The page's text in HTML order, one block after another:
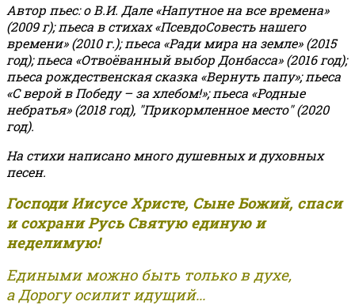
Автор пьес: о В.И. Дале «Напутное на все времена»
(2009 г); пьеса в стихах «ПсевдоСовесть нашего
времени» (2010 г.); пьеса «Ради мира на земле» (2015
год); пьеса «Отвоёванный выбор Донбасса» (2016 год);
пьеса рождественская сказка «Вернуть папу»; пьеса
«С верой в Победу – за хлебом!»;пьеса «Родные
небратья» (2018 год), "Прикормленное место" (2020
год).
На стихи написано много душевных и духовных
песен.
Господи Иисусе Христе, Сыне Божий, спаси
и сохрани Русь Святую единую и
неделимую!
Едиными можно быть только в духе,
а Дорогу осилит идущий...